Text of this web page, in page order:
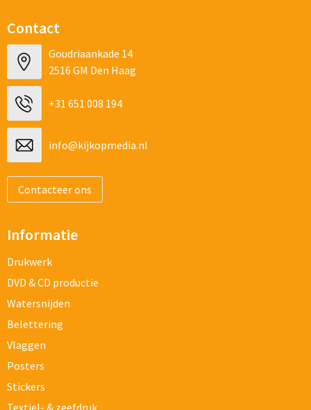
Contact
Goudriaankade 14
2516 GM Den Haag
+31 651 008 194
info@kijkopmedia.nl
Contacteer ons
Informatie
Drukwerk
DVD & CD productie
Watersnijden
Belettering
Vlaggen
Posters
Stickers